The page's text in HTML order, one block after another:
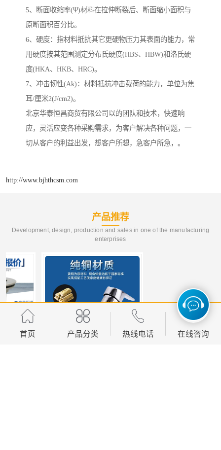
5、断面收缩率(Ψ)材料在拉伸断裂后、断面缩小面积与
原断面积百分比。
6、硬度：指材料抵抗其它更硬物压力其表面的能力，常
用硬度按其范围测定分布氏硬度(HBS、HBW)和洛氏硬
度(HKA、HKB、HRC)。
7、冲击韧性(Ak)：材料抵抗冲击载荷的能力，单位为焦
耳/厘米2(J/cm2)。
北京华泰恒昌商贸有限公司以的团队和技术，快速响
应，灵活应变各种采购需求，为客户解决各种问题，一
切从客户的利益出发，想客户所想，急客户所急，。
http://www.bjhthcsm.com
产品推荐
Development, design, production and sales in one of the manufacturing
enterprises
首页 产品分类 热线电话 在线咨询